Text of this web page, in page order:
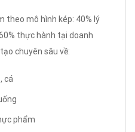
theo mô hình kép: 40% lý
thực hành tại doanh
chuyên sâu về:
cá
phẩm